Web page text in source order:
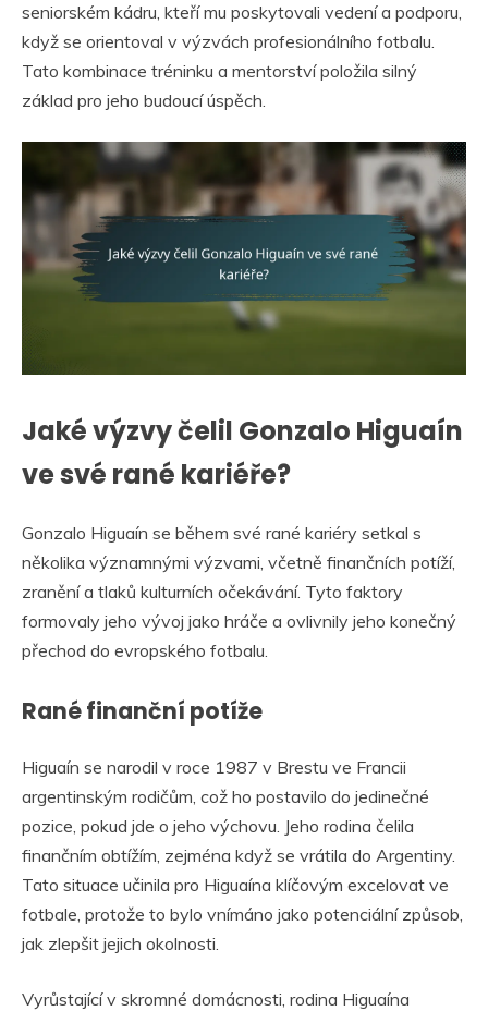
seniorském kádru, kteří mu poskytovali vedení a podporu,
když se orientoval v výzvách profesionálního fotbalu.
Tato kombinace tréninku a mentorství položila silný
základ pro jeho budoucí úspěch.
Jaké výzvy čelil Gonzalo Higuaín
ve své rané kariéře?
Gonzalo Higuaín se během své rané kariéry setkal s
několika významnými výzvami, včetně finančních potíží,
zranění a tlaků kulturních očekávání. Tyto faktory
formovaly jeho vývoj jako hráče a ovlivnily jeho konečný
přechod do evropského fotbalu.
Rané finanční potíže
Higuaín se narodil v roce 1987 v Brestu ve Francii
argentinským rodičům, což ho postavilo do jedinečné
pozice, pokud jde o jeho výchovu. Jeho rodina čelila
finančním obtížím, zejména když se vrátila do Argentiny.
Tato situace učinila pro Higuaína klíčovým excelovat ve
fotbale, protože to bylo vnímáno jako potenciální způsob,
jak zlepšit jejich okolnosti.
Vyrůstající v skromné domácnosti, rodina Higuaína